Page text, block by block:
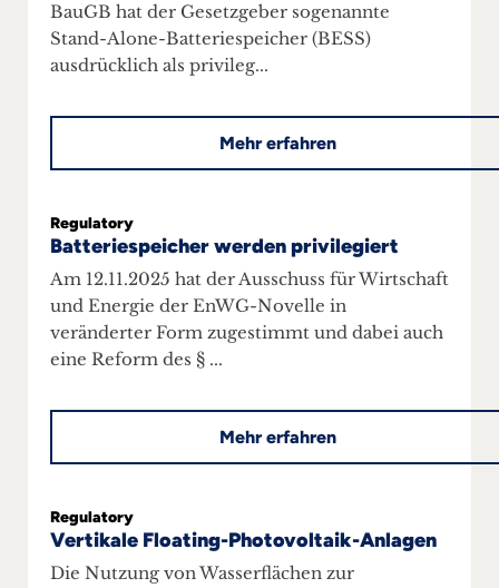
BauGB hat der Gesetzgeber sogenannte
Stand-Alone-Batteriespeicher (BESS)
ausdrücklich als privileg...
Mehr erfahren
Regulatory
Batteriespeicher werden privilegiert
Am 12.11.2025 hat der Ausschuss für Wirtschaft
und Energie der EnWG-Novelle in
veränderter Form zugestimmt und dabei auch
eine Reform des § ...
Mehr erfahren
Regulatory
Vertikale Floating-Photovoltaik-Anlagen
Die Nutzung von Wasserflächen zur